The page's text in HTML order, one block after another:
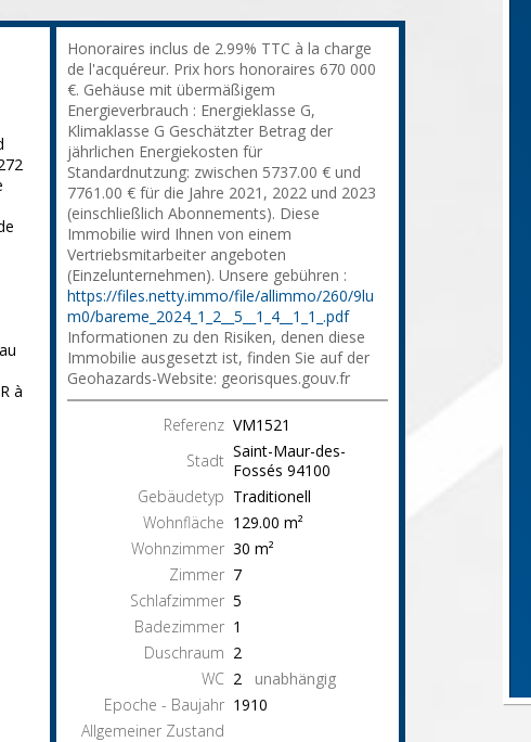
à
Honoraires inclus de 2.99% TTC à la charge
de l'acquéreur. Prix hors honoraires 670 000
€. Gehäuse mit übermäßigem
Energieverbrauch : Energieklasse G,
Klimaklasse G Geschätzter Betrag der
jährlichen Energiekosten für
Standardnutzung: zwischen 5737.00 € und
7761.00 € für die Jahre 2021, 2022 und 2023
(einschließlich Abonnements). Diese
Immobilie wird Ihnen von einem
Vertriebsmitarbeiter angeboten
(Einzelunternehmen). Unsere gebühren :
https://files.netty.immo/file/allimmo/260/9lu
m0/bareme_2024_1_2__5__1_4__1_1_.pdf
Informationen zu den Risiken, denen diese
Immobilie ausgesetzt ist, finden Sie auf der
Geohazards-Website: georisques.gouv.fr
Referenz VM1521
Stadt Saint-Maur-des-
Fossés 94100
Gebäudetyp Traditionell
Wohnfläche 129.00 m²
Wohnzimmer 30 m²
Zimmer 7
Schlafzimmer 5
Badezimmer 1
Duschraum 2
WC 2 unabhängig
Epoche - Baujahr 1910
Allgemeiner Zustand